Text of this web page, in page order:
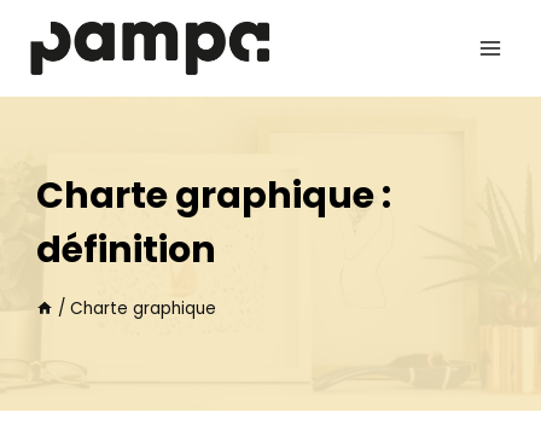
contenu
Charte graphique :
définition
/ Charte graphique